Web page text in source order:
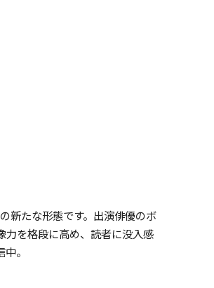
新たな形態です。出演俳優のボ
力を格段に高め、読者に没入感
。